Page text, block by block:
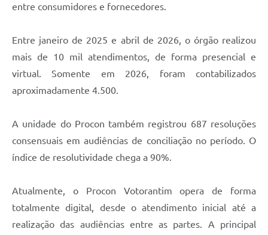
entre consumidores e fornecedores.
Entre janeiro de 2025 e abril de 2026, o órgão realizou
mais de 10 mil atendimentos, de forma presencial e
virtual. Somente em 2026, foram contabilizados
aproximadamente 4.500.
A unidade do Procon também registrou 687 resoluções
consensuais em audiências de conciliação no período. O
índice de resolutividade chega a 90%.
Atualmente, o Procon Votorantim opera de forma
totalmente digital, desde o atendimento inicial até a
realização das audiências entre as partes. A principal